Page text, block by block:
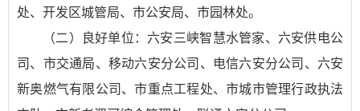
处、开发区城管局、市公安局、市园林处。
（二）良好单位：六安三峡智慧水管家、六安供电公
司、市交通局、移动六安分公司、电信六安分公司、六安
新奥燃气有限公司、市重点工程处、市城市管理行政执法